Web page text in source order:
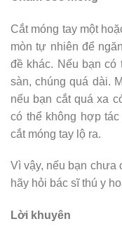
Cắt móng tay một
mòn tự nhiên để
đề khác. Nếu bạn có
sàn, chúng quá dài.
nếu bạn cắt quá xa
có thể không hợp
cắt móng tay lộ ra.
Vì vậy, nếu bạn chưa
hãy hỏi bác sĩ thú y
Lời khuyên